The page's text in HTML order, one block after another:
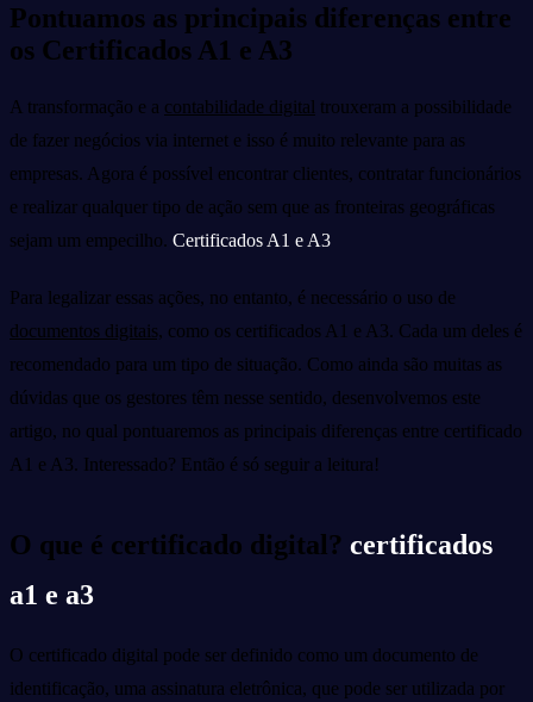
Pontuamos as principais diferenças entre
os Certificados A1 e A3
A transformação e a contabilidade digital trouxeram a possibilidade
de fazer negócios via internet e isso é muito relevante para as
empresas. Agora é possível encontrar clientes, contratar funcionários
e realizar qualquer tipo de ação sem que as fronteiras geográficas
sejam um empecilho. Certificados A1 e A3
Para legalizar essas ações, no entanto, é necessário o uso de
documentos digitais, como os certificados A1 e A3. Cada um deles é
recomendado para um tipo de situação. Como ainda são muitas as
dúvidas que os gestores têm nesse sentido, desenvolvemos este
artigo, no qual pontuaremos as principais diferenças entre certificado
A1 e A3. Interessado? Então é só seguir a leitura!
O que é certificado digital? certificados
a1 e a3
O certificado digital pode ser definido como um documento de
identificação, uma assinatura eletrônica, que pode ser utilizada por